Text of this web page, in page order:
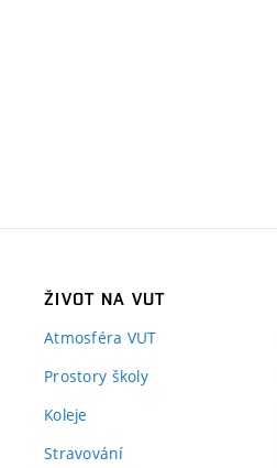
ŽIVOT NA VUT
Atmosféra VUT
Prostory školy
Koleje
Stravování